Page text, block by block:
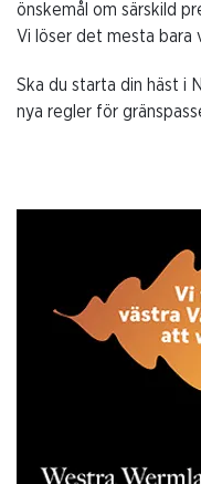
önskemål om särskild
Vi löser det mesta bara
Ska du starta din häst i
nya regler för